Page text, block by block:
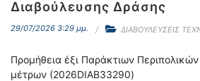
Διαβούλευσης Δράσης
29/07/2026 3:29 μμ. ΔΙΑΒΟΥΛΕΥΣΕΙΣ
Προμήθεια έξι Παράκτιων
μέτρων (2026DIAB33290)